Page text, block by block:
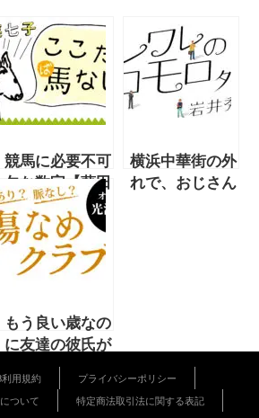
競馬に必要不可
欠な数字【藤田
菜七子 11月号
連載】
横浜中華街の外
れで、おじさん
もう良い歳なの
に友達の彼氏が
嫌いで悩んでま
す…。というお
悩みへの回答
用規約
プライバシーポリシー
ついて
特定商法取引法に関する表記